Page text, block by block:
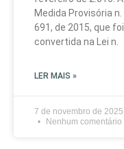
Medida Provisória n.
691, de 2015, que foi
convertida na Lei n.
LER MAIS »
7 de novembro de 2025
Nenhum comentário